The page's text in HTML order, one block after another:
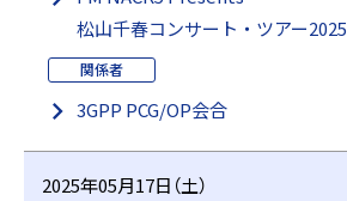
松山千春コンサート・ツアー2025
関係者
3GPP PCG/OP会合
2025年05月17日（土）